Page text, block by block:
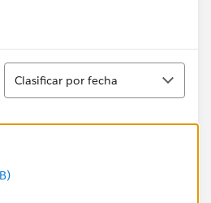
Ordenar
Clasificar por fecha